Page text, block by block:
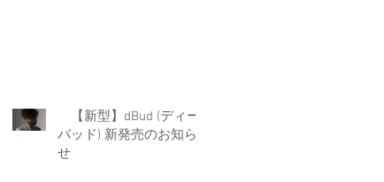
【新型】dBud (ディー
バッド) 新発売のお知ら
せ